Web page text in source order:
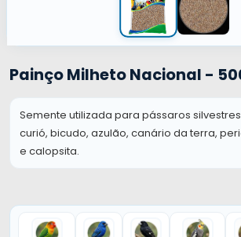
Painço Milheto Nacional -
Semente utilizada para pássaros
curió, bicudo, azulão, canário da terra,
e calopsita.